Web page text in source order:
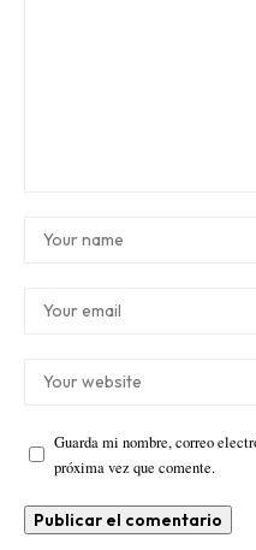
Guarda mi nombre, correo
próxima vez que comente.